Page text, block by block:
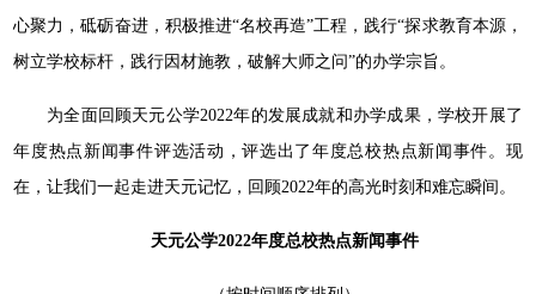
心聚力，砥砺奋进，积极推进“名校再造”工程，践行“探求教育本源，
树立学校标杆，践行因材施教，破解大师之问”的办学宗旨。
为全面回顾天元公学2022年的发展成就和办学成果，学校开展了
年度热点新闻事件评选活动，评选出了年度总校热点新闻事件。现
在，让我们一起走进天元记忆，回顾2022年的高光时刻和难忘瞬间。
天元公学2022年度总校热点新闻事件